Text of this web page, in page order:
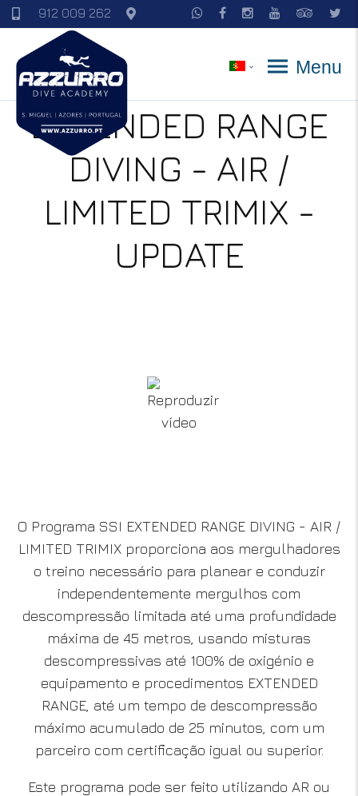
912 009 262
Menu
EXTENDED RANGE
DIVING - AIR /
LIMITED TRIMIX -
UPDATE
O Programa SSI EXTENDED RANGE DIVING - AIR /
LIMITED TRIMIX proporciona aos mergulhadores
o treino necessário para planear e conduzir
independentemente mergulhos com
descompressão limitada até uma profundidade
máxima de 45 metros, usando misturas
descompressivas até 100% de oxigénio e
equipamento e procedimentos EXTENDED
RANGE, até um tempo de descompressão
máximo acumulado de 25 minutos, com um
parceiro com certificação igual ou superior.
Este programa pode ser feito utilizando AR ou